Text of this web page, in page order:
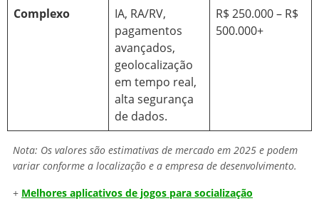
Complexo
IA, RA/RV,
pagamentos
avançados,
geolocalização
em tempo real,
alta segurança
de dados.
R$ 250.000 – R$
500.000+
Nota: Os valores são estimativas de mercado em 2025 e podem
variar conforme a localização e a empresa de desenvolvimento.
+ Melhores aplicativos de jogos para socialização